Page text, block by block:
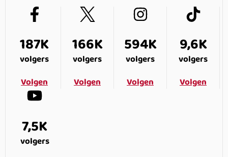
187K
volgers
Volgen
166K
volgers
Volgen
594K
volgers
Volgen
9,6K
volgers
Volgen
7,5K
volgers